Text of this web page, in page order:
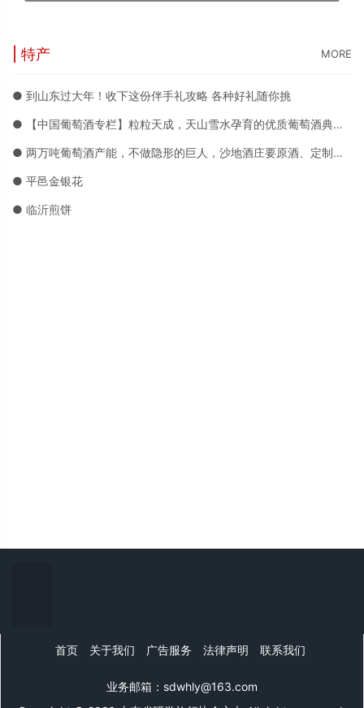
| 特产 MORE
● 到山东过大年！收下这份伴手礼攻略 各种好礼随你挑
● 【中国葡萄酒专栏】粒粒天成，天山雪水孕育的优质葡萄酒典范——沙地酒庄
● 两万吨葡萄酒产能，不做隐形的巨人，沙地酒庄要原酒、定制、品牌三箭齐发
● 平邑金银花
● 临沂煎饼
首页 关于我们 广告服务 法律声明 联系我们
业务邮箱：sdwhly@163.com